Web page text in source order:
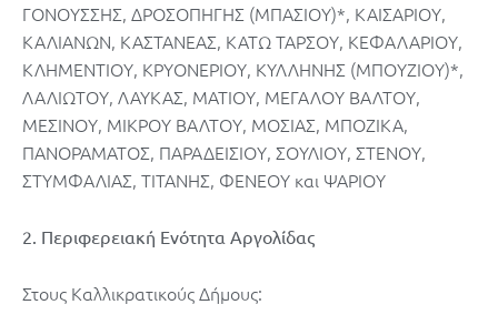
ΓΟΝΟΥΣΣΗΣ, ΔΡΟΣΟΠΗΓΗΣ (ΜΠΑΣΙΟΥ)*, ΚΑΙΣΑΡΙΟΥ,
ΚΑΛΙΑΝΩΝ, ΚΑΣΤΑΝΕΑΣ, ΚΑΤΩ ΤΑΡΣΟΥ, ΚΕΦΑΛΑΡΙΟΥ,
ΚΛΗΜΕΝΤΙΟΥ, ΚΡΥΟΝΕΡΙΟΥ, ΚΥΛΛΗΝΗΣ (ΜΠΟΥΖΙΟΥ)*,
ΛΑΛΙΩΤΟΥ, ΛΑΥΚΑΣ, ΜΑΤΙΟΥ, ΜΕΓΑΛΟΥ ΒΑΛΤΟΥ,
ΜΕΣΙΝΟΥ, ΜΙΚΡΟΥ ΒΑΛΤΟΥ, ΜΟΣΙΑΣ, ΜΠΟΖΙΚΑ,
ΠΑΝΟΡΑΜΑΤΟΣ, ΠΑΡΑΔΕΙΣΙΟΥ, ΣΟΥΛΙΟΥ, ΣΤΕΝΟΥ,
ΣΤΥΜΦΑΛΙΑΣ, ΤΙΤΑΝΗΣ, ΦΕΝΕΟΥ και ΨΑΡΙΟΥ
2. Περιφερειακή Ενότητα Αργολίδας
Στους Καλλικρατικούς Δήμους: